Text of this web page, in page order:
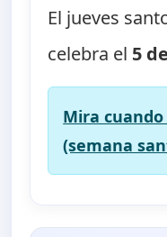
El jueves
celebra el 5
Mira
(semana